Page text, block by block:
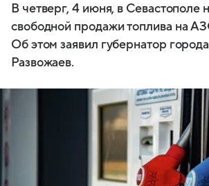
В четверг, 4 июня, в Севастополе
свободной продажи топлива на
Об этом заявил губернатор
Развожаев.